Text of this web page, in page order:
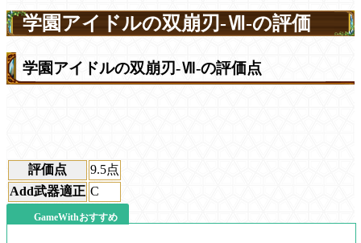
学園アイドルの双崩刃-Ⅶ-の評価
学園アイドルの双崩刃-Ⅶ-の評価点
評価点 9.5点
Add武器適正 C
GameWithおすすめ